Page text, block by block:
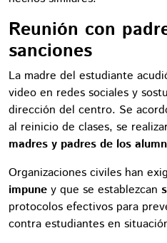
Reunión con
sanciones
La madre del estudiante
video en redes sociales y
dirección del centro. Se
al reinicio de clases, se
madres y padres de los
Organizaciones civiles han
impune y que se establezcan
protocolos efectivos para
contra estudiantes en